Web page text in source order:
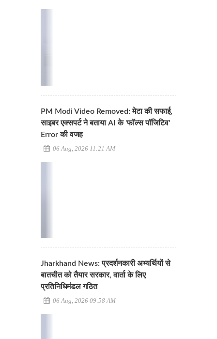
PM Modi Video Removed: मेटा की सफाई,
साइबर एक्सपर्ट ने बताया AI के 'फॉल्स पॉजिटिव'
Error की वजह
06 Aug, 2026 11:21 AM
Jharkhand News: प्रदर्शनकारी अभ्यर्थियों से
बातचीत को तैयार सरकार, वार्ता के लिए
प्रतिनिधिमंडल गठित
06 Aug, 2026 09:58 AM